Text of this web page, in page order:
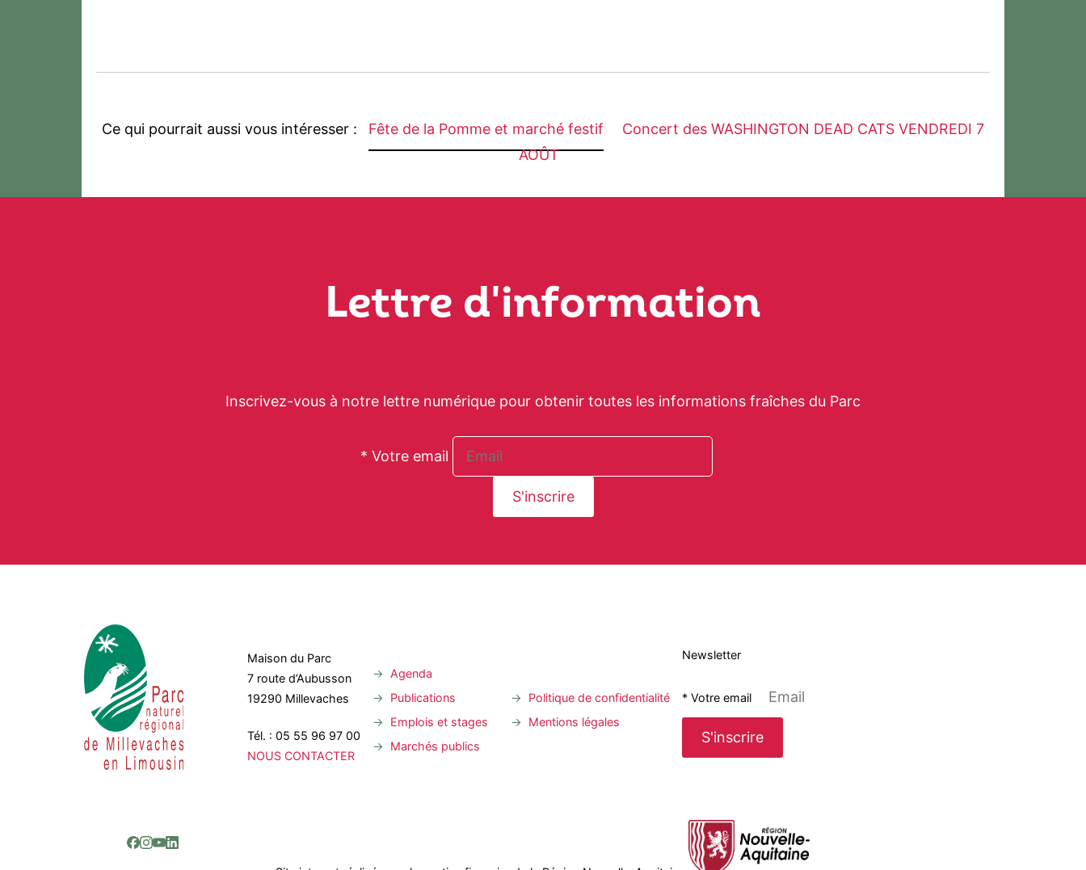
Ce qui pourrait aussi vous intéresser : Fête de la Pomme et marché festif
Concert des WASHINGTON DEAD CATS VENDREDI 7
AOÛT
Lettre d'information
Inscrivez-vous à notre lettre numérique pour obtenir toutes les informations fraîches du Parc
* Votre email
Maison du Parc
7 route d’Aubusson
19290 Millevaches
Tél. : 05 55 96 97 00
NOUS CONTACTER
Agenda
Publications
Emplois et stages
Marchés publics
Politique de confidentialité
Mentions légales
Newsletter
* Votre email